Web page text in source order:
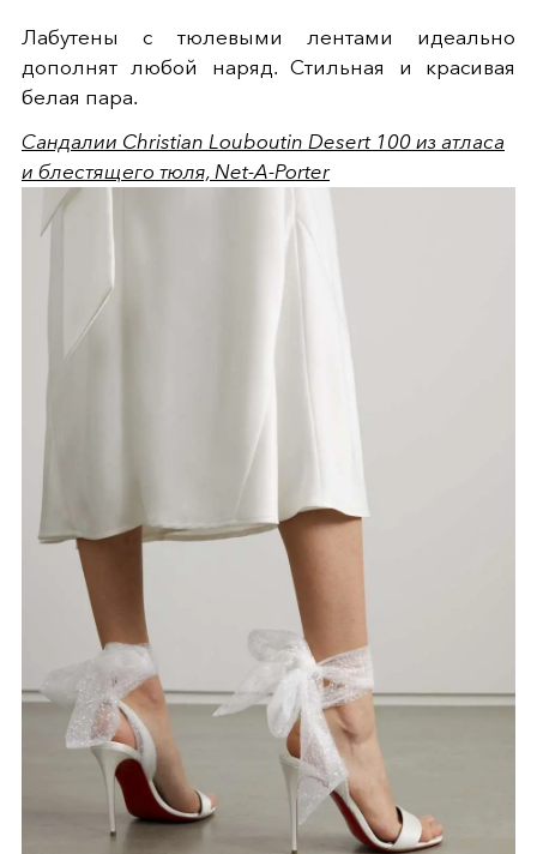
Лабутены с тюлевыми лентами идеально
дополнят любой наряд. Стильная и красивая
белая пара.
Сандалии Christian Louboutin Desert 100 из атласа
и блестящего тюля, Net-A-Porter